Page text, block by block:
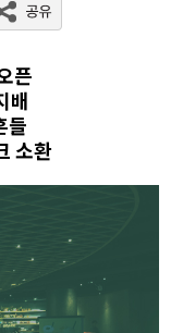
픈
배
들
소환